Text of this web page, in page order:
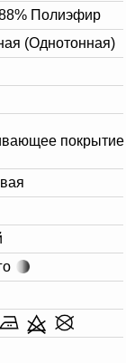
Полиэфир
(Однотонная)
покрытие